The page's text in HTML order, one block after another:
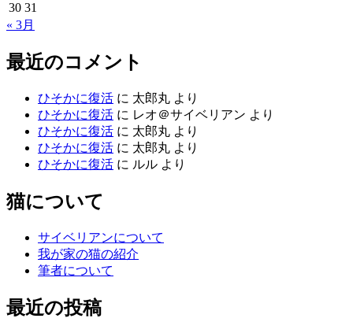
30 31
« 3月
最近のコメント
ひそかに復活 に 太郎丸 より
ひそかに復活 に レオ＠サイベリアン より
ひそかに復活 に 太郎丸 より
ひそかに復活 に 太郎丸 より
ひそかに復活 に ルル より
猫について
サイベリアンについて
我が家の猫の紹介
筆者について
最近の投稿